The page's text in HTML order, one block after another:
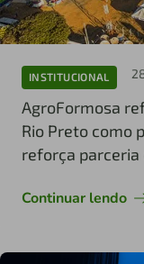
INSTITUCIONAL
AgroFormosa
Rio Preto como
reforça parceria
Continuar lendo